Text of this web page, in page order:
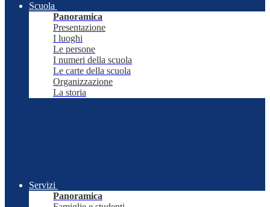
Scuola
Panoramica
Presentazione
I luoghi
Le persone
I numeri della scuola
Le carte della scuola
Organizzazione
La storia
Servizi
Panoramica